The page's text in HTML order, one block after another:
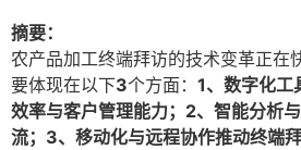
摘要：
农产品加工终端拜访的技术变革正在
要体现在以下3个方面： 1、数字化工
效率与客户管理能力；2、智能分析
流；3、移动化与远程协作推动终端拜